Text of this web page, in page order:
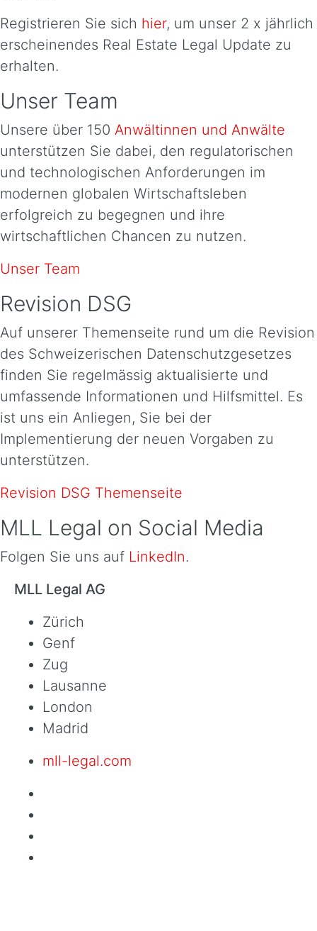
Registrieren Sie sich hier, um unser 2 x jährlich
erscheinendes Real Estate Legal Update zu
erhalten.
Unser Team
Unsere über 150 Anwältinnen und Anwälte
unterstützen Sie dabei, den regulatorischen
und technologischen Anforderungen im
modernen globalen Wirtschaftsleben
erfolgreich zu begegnen und ihre
wirtschaftlichen Chancen zu nutzen.
Unser Team
Revision DSG
Auf unserer Themenseite rund um die Revision
des Schweizerischen Datenschutzgesetzes
finden Sie regelmässig aktualisierte und
umfassende Informationen und Hilfsmittel. Es
ist uns ein Anliegen, Sie bei der
Implementierung der neuen Vorgaben zu
unterstützen.
Revision DSG Themenseite
MLL Legal on Social Media
Folgen Sie uns auf LinkedIn.
MLL Legal AG
Zürich
Genf
Zug
Lausanne
London
Madrid
mll-legal.com